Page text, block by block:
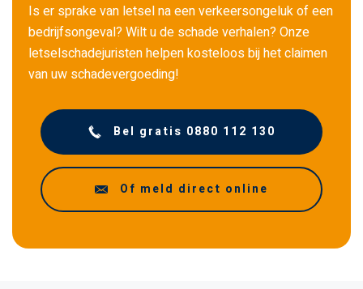
Is er sprake van letsel na een verkeersongeluk of een
bedrijfsongeval? Wilt u de schade verhalen? Onze
letselschadejuristen helpen kosteloos bij het claimen
van uw schadevergoeding!
Bel gratis 0880 112 130
Of meld direct online